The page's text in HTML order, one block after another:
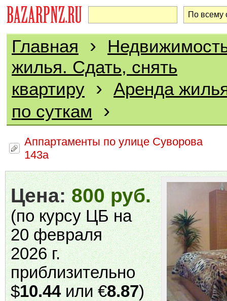
Главная ›
жилья. Сдать, снять
квартиру › Аренда
по суткам
›
Аппартаменты по улице Суворова
143а
Цена:800 руб.
(по курсу ЦБ на
20 февраля
2026 г.
приблизительно
$10.44или €8.87)